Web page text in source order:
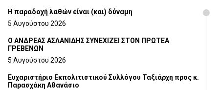
H παραδοχή λαθών είναι (και) δύναμη
5 Αυγούστου 2026
Ο ΑΝΔΡΕΑΣ ΑΣΛΑΝΙΔΗΣ ΣΥΝΕΧΙΖΕΙ ΣΤΟΝ ΠΡΩΤΕΑ
ΓΡΕΒΕΝΩΝ
5 Αυγούστου 2026
Ευχαριστήριο Εκπολιτιστικού Συλλόγου Ταξιάρχη προς κ.
Παρασχάκη Αθανάσιο